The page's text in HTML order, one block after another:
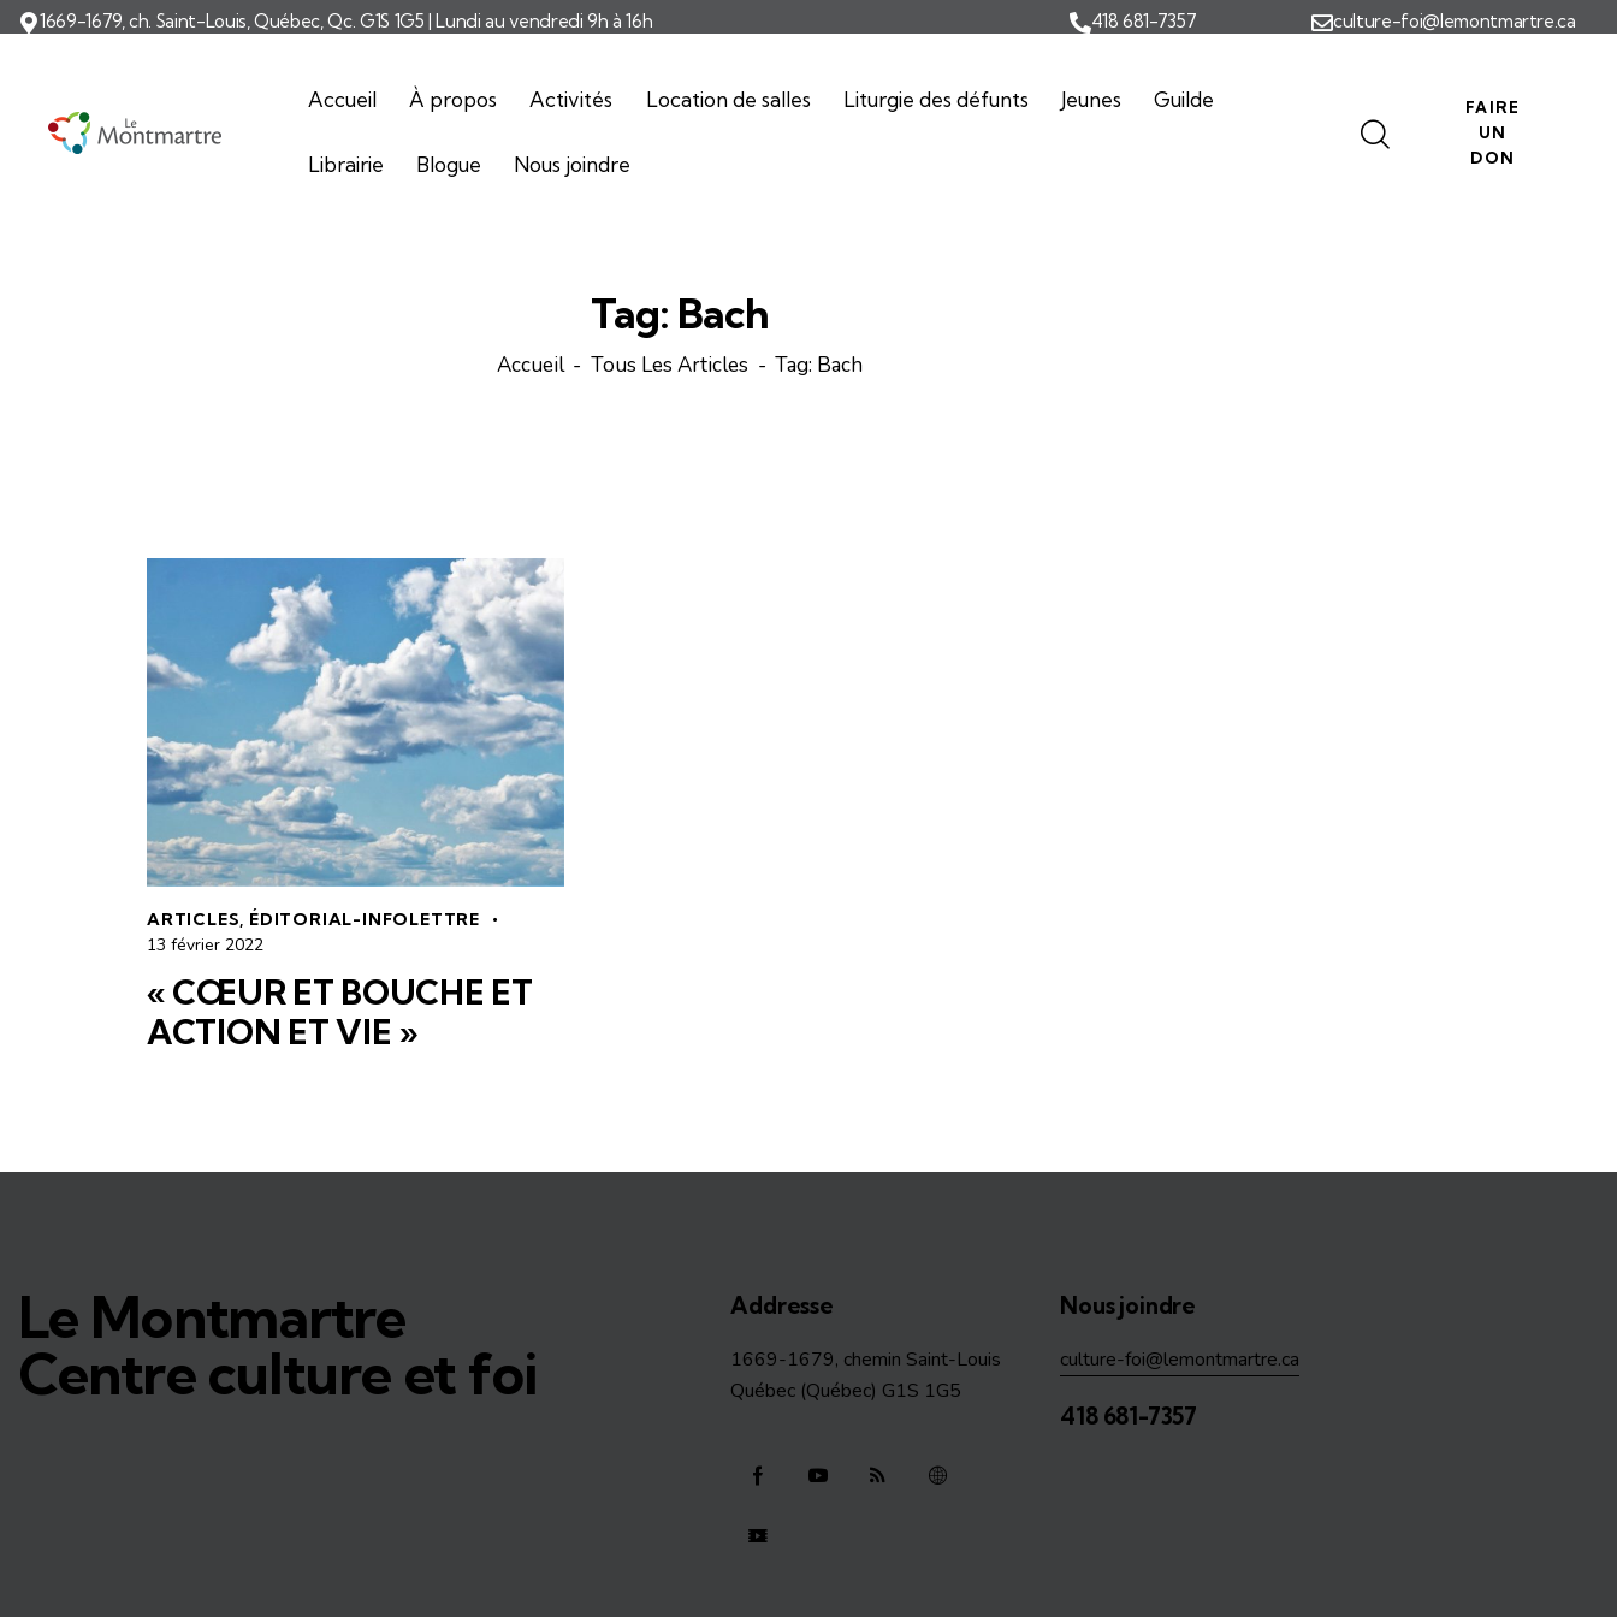
1669-1679, ch. Saint-Louis, Québec, Qc. G1S 1G5 | Lundi au vendredi 9h à 16h 418 681-7357 culture-foi@lemontmartre.ca
Accueil À propos Activités Location de salles Liturgie des défunts Jeunes Guilde
Librairie Blogue Nous joindre
FAIRE
UN
DON
Tag: Bach
Accueil Tous Les Articles Tag: Bach
ARTICLES, ÉDITORIAL-INFOLETTRE
13 février 2022
« CŒUR ET BOUCHE ET
ACTION ET VIE »
Le Montmartre
Centre culture et foi
Addresse
1669-1679, chemin Saint-Louis
Québec (Québec) G1S 1G5
Nous joindre
culture-foi@lemontmartre.ca
418 681-7357